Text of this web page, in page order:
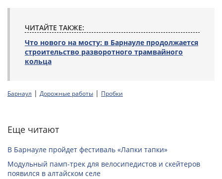
ЧИТАЙТЕ ТАКЖЕ:
Что нового на мосту: в Барнауле продолжается
строительство разворотного трамвайного
кольца
Барнаул | Дорожные работы | Пробки
Еще читают
В Барнауле пройдет фестиваль «Лапки тапки»
Модульный памп-трек для велосипедистов и скейтеров
появился в алтайском селе